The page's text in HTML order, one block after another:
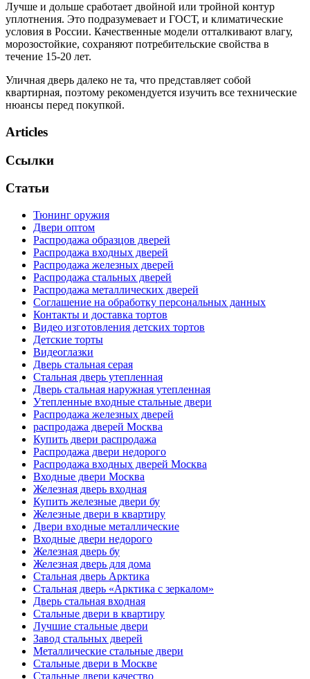
Лучше и дольше сработает двойной или тройной контур
уплотнения. Это подразумевает и ГОСТ, и климатические
условия в России. Качественные модели отталкивают влагу,
морозостойкие, сохраняют потребительские свойства в
течение 15-20 лет.
Уличная дверь далеко не та, что представляет собой
квартирная, поэтому рекомендуется изучить все технические
нюансы перед покупкой.
Articles
Ссылки
Статьи
Тюнинг оружия
Двери оптом
Распродажа образцов дверей
Распродажа входных дверей
Распродажа железных дверей
Распродажа стальных дверей
Распродажа металлических дверей
Соглашение на обработку персональных данных
Контакты и доставка тортов
Видео изготовления детских тортов
Детские торты
Видеоглазки
Дверь стальная серая
Стальная дверь утепленная
Дверь стальная наружная утепленная
Утепленные входные стальные двери
Распродажа железных дверей
распродажа дверей Москва
Купить двери распродажа
Распродажа двери недорого
Распродажа входных дверей Москва
Входные двери Москва
Железная дверь входная
Купить железные двери бу
Железные двери в квартиру
Двери входные металлические
Входные двери недорого
Железная дверь бу
Железная дверь для дома
Стальная дверь Арктика
Стальная дверь «Арктика с зеркалом»
Дверь стальная входная
Стальные двери в квартиру
Лучшие стальные двери
Завод стальных дверей
Металлические стальные двери
Стальные двери в Москве
Стальные двери качество